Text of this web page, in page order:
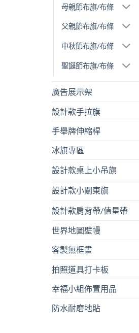
母親節布旗/布條
父親節布旗/布條
中秋節布旗/布條
聖誕節布旗/布條
廣告展示架
設計款手拉旗
手舉牌伸縮桿
冰旗專區
設計款桌上小吊旗
設計款小關東旗
設計款肩背帶/值星帶
世界地圖壁幔
客製無框畫
拍照道具打卡板
幸福小組佈置用品
防水耐磨地貼